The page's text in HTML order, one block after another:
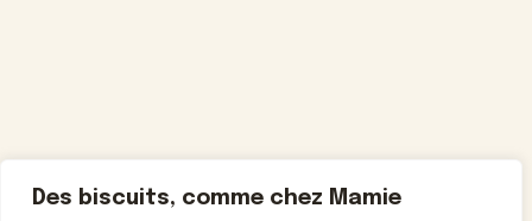
Des biscuits, comme chez Mamie